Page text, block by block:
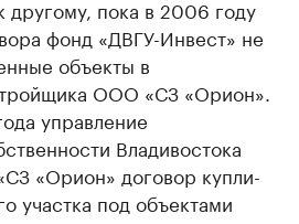
другому, пока в 2006 году
фонд «ДВГУ-Инвест» не
объекты в
ООО «СЗ «Орион».
управление
Владивостока
«Орион» договор купли-
участка под объектами